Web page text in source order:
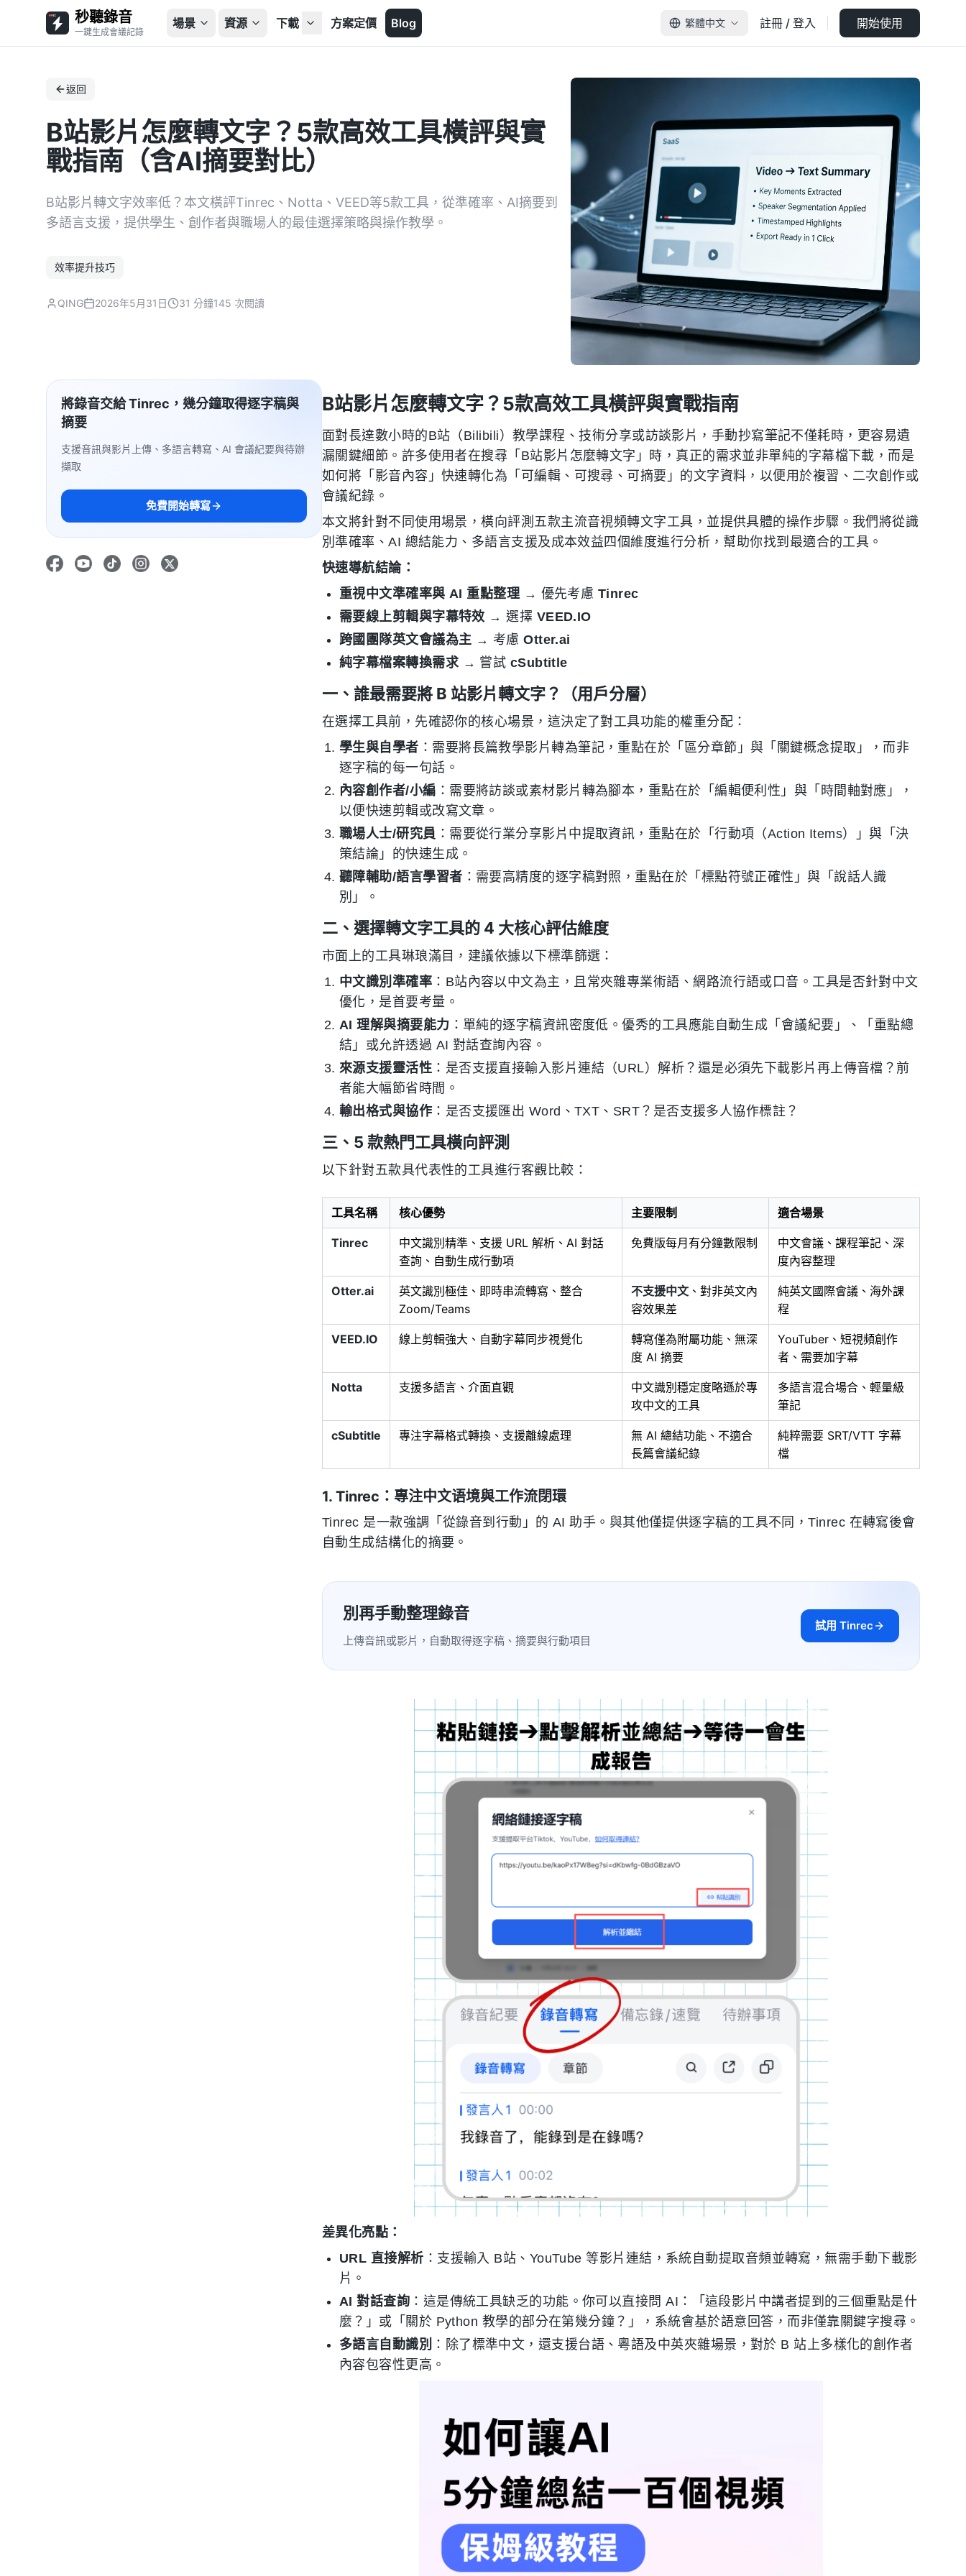
秒聽錄音
一鍵生成會議記錄
場景 資源 下載 方案定價 Blog 繁體中文 註冊 / 登入 開始使用
返回
B站影片怎麼轉文字？5款高效工具橫評與實
戰指南（含AI摘要對比）
B站影片轉文字效率低？本文橫評Tinrec、Notta、VEED等5款工具，從準確率、AI摘要到
多語言支援，提供學生、創作者與職場人的最佳選擇策略與操作教學。
效率提升技巧
QING 2026年5月31日 31 分鐘145 次閱讀
將錄音交給 Tinrec，幾分鐘取得逐字稿與
摘要
支援音訊與影片上傳、多語言轉寫、AI 會議紀要與待辦
擷取
免費開始轉寫
B站影片怎麼轉文字？5款高效工具橫評與實戰指南
面對長達數小時的B站（Bilibili）教學課程、技術分享或訪談影片，手動抄寫筆記不僅耗時，更容易遺
漏關鍵細節。許多使用者在搜尋「B站影片怎麼轉文字」時，真正的需求並非單純的字幕檔下載，而是
如何將「影音內容」快速轉化為「可編輯、可搜尋、可摘要」的文字資料，以便用於複習、二次創作或
會議紀錄。
本文將針對不同使用場景，橫向評測五款主流音視頻轉文字工具，並提供具體的操作步驟。我們將從識
別準確率、AI 總結能力、多語言支援及成本效益四個維度進行分析，幫助你找到最適合的工具。
快速導航結論：
重視中文準確率與 AI 重點整理→ 優先考慮 Tinrec
需要線上剪輯與字幕特效 → 選擇 VEED.IO
跨國團隊英文會議為主 → 考慮Otter.ai
純字幕檔案轉換需求→ 嘗試 cSubtitle
一、誰最需要將 B 站影片轉文字？（用戶分層）
在選擇工具前，先確認你的核心場景，這決定了對工具功能的權重分配：
學生與自學者 ：需要將長篇教學影片轉為筆記，重點在於「區分章節」與「關鍵概念提取」，而非
逐字稿的每一句話。
內容創作者/小編 ：需要將訪談或素材影片轉為腳本，重點在於「編輯便利性」與「時間軸對應」，
以便快速剪輯或改寫文章。
職場人士/研究員 ：需要從行業分享影片中提取資訊，重點在於「行動項（Action Items）」與「決
策結論」的快速生成。
聽障輔助/語言學習者 ：需要高精度的逐字稿對照，重點在於「標點符號正確性」與「說話人識
別」。
二、選擇轉文字工具的 4 大核心評估維度
市面上的工具琳琅滿目，建議依據以下標準篩選：
中文識別準確率 ：B站內容以中文為主，且常夾雜專業術語、網路流行語或口音。工具是否針對中文
優化，是首要考量。
AI 理解與摘要能力 ：單純的逐字稿資訊密度低。優秀的工具應能自動生成「會議紀要」、「重點總
結」或允許透過 AI 對話查詢內容。
來源支援靈活性 ：是否支援直接輸入影片連結（URL）解析？還是必須先下載影片再上傳音檔？前
者能大幅節省時間。
輸出格式與協作 ：是否支援匯出 Word、TXT、SRT？是否支援多人協作標註？
三、5 款熱門工具橫向評測
以下針對五款具代表性的工具進行客觀比較：
工具名稱 核心優勢 主要限制 適合場景
Tinrec
中文識別精準、支援 URL 解析、AI 對話
查詢、自動生成行動項
免費版每月有分鐘數限制
中文會議、課程筆記、深
度內容整理
Otter.ai
英文識別極佳、即時串流轉寫、整合
Zoom/Teams
不支援中文 、對非英文內
容效果差
純英文國際會議、海外課
程
VEED.IO 線上剪輯強大、自動字幕同步視覺化
轉寫僅為附屬功能、無深
度 AI 摘要
YouTuber、短視頻創作
者、需要加字幕
Notta 支援多語言、介面直觀
中文識別穩定度略遜於專
攻中文的工具
多語言混合場合、輕量級
筆記
cSubtitle 專注字幕格式轉換、支援離線處理
無 AI 總結功能、不適合
長篇會議紀錄
純粹需要 SRT/VTT 字幕
檔
1. Tinrec：專注中文语境與工作流閉環
Tinrec 是一款強調「從錄音到行動」的 AI 助手。與其他僅提供逐字稿的工具不同，Tinrec 在轉寫後會
自動生成結構化的摘要。
別再手動整理錄音
上傳音訊或影片，自動取得逐字稿、摘要與行動項目
試用 Tinrec
差異化亮點：
URL 直接解析 ：支援輸入 B站、YouTube 等影片連結，系統自動提取音頻並轉寫，無需手動下載影
片。
AI 對話查詢 ：這是傳統工具缺乏的功能。你可以直接問 AI：「這段影片中講者提到的三個重點是什
麼？」或「關於 Python 教學的部分在第幾分鐘？」，系統會基於語意回答，而非僅靠關鍵字搜尋。
多語言自動識別 ：除了標準中文，還支援台語、粵語及中英夾雜場景，對於 B 站上多樣化的創作者
內容包容性更高。